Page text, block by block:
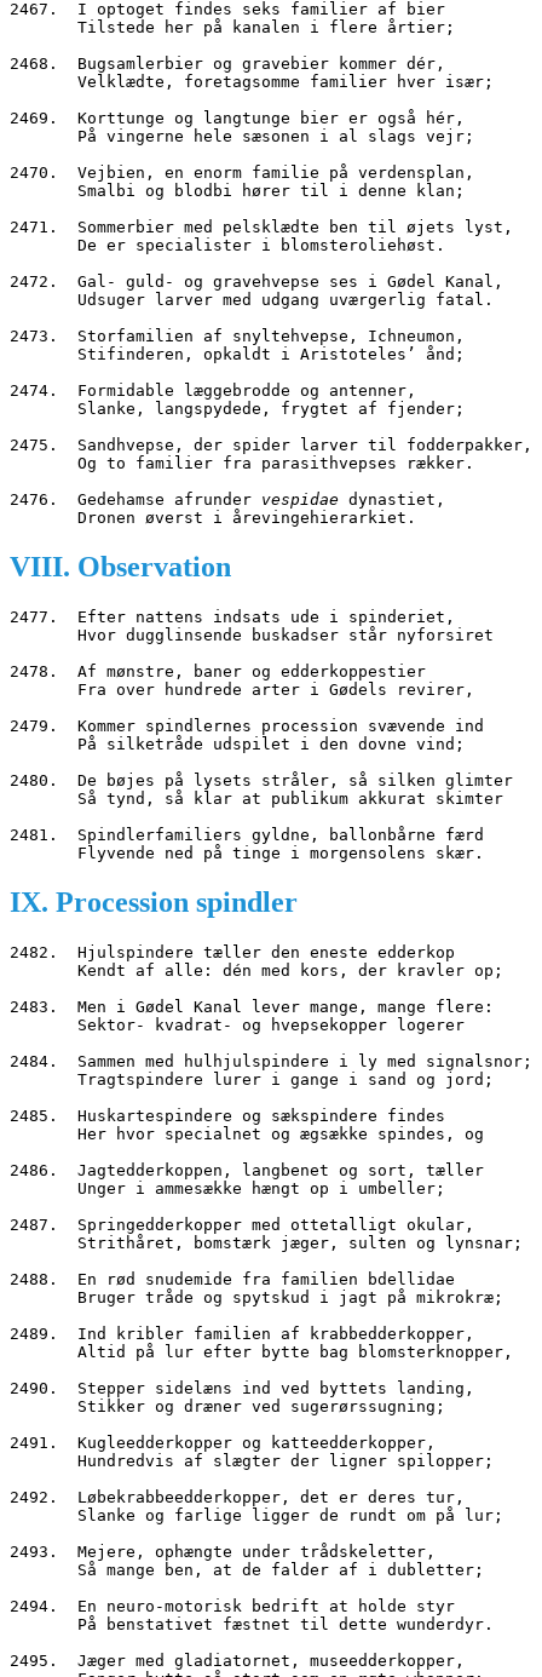
2467.  I optoget findes seks familier af bier
       Tilstede her på kanalen i flere årtier;
2468.  Bugsamlerbier og gravebier kommer dér,
       Velklædte, foretagsomme familier hver især;
2469.  Korttunge og langtunge bier er også hér,
       På vingerne hele sæsonen i al slags vejr;
2470.  Vejbien, en enorm familie på verdensplan,
       Smalbi og blodbi hører til i denne klan;
2471.  Sommerbier med pelsklædte ben til øjets lyst,
       De er specialister i blomsteroliehøst.
2472.  Gal- guld- og gravehvepse ses i Gødel Kanal,
       Udsuger larver med udgang uværgerlig fatal.
2473.  Storfamilien af snyltehvepse, Ichneumon,
       Stifinderen, opkaldt i Aristoteles’ ånd;
2474.  Formidable læggebrodde og antenner,
       Slanke, langspydede, frygtet af fjender;
2475.  Sandhvepse, der spider larver til fodderpakker,
       Og to familier fra parasithvepses rækker.
2476.  Gedehamse afrunder vespidae dynastiet,
       Dronen øverst i årevingehierarkiet.
VIII. Observation
2477.  Efter nattens indsats ude i spinderiet,
       Hvor dugglinsende buskadser står nyforsiret
2478.  Af mønstre, baner og edderkoppestier
       Fra over hundrede arter i Gødels revirer,
2479.  Kommer spindlernes procession svævende ind
       På silketråde udspilet i den dovne vind;
2480.  De bøjes på lysets stråler, så silken glimter
       Så tynd, så klar at publikum akkurat skimter
2481.  Spindlerfamiliers gyldne, ballonbårne færd
       Flyvende ned på tinge i morgensolens skær.
IX. Procession spindler
2482.  Hjulspindere tæller den eneste edderkop
       Kendt af alle: dén med kors, der kravler op;
2483.  Men i Gødel Kanal lever mange, mange flere:
       Sektor- kvadrat- og hvepsekopper logerer
2484.  Sammen med hulhjulspindere i ly med signalsnor;
       Tragtspindere lurer i gange i sand og jord;
2485.  Huskartespindere og sækspindere findes
       Her hvor specialnet og ægsække spindes, og
2486.  Jagtedderkoppen, langbenet og sort, tæller
       Unger i ammesække hængt op i umbeller;
2487.  Springedderkopper med ottetalligt okular,
       Strithåret, bomstærk jæger, sulten og lynsnar;
2488.  En rød snudemide fra familien bdellidae
       Bruger tråde og spytskud i jagt på mikrokræ;
2489.  Ind kribler familien af krabbedderkopper,
       Altid på lur efter bytte bag blomsterknopper,
2490.  Stepper sidelæns ind ved byttets landing,
       Stikker og dræner ved sugerørssugning;
2491.  Kugleedderkopper og katteedderkopper,
       Hundredvis af slægter der ligner spilopper;
2492.  Løbekrabbeedderkopper, det er deres tur,
       Slanke og farlige ligger de rundt om på lur;
2493.  Mejere, ophængte under trådskeletter,
       Så mange ben, at de falder af i dubletter;
2494.  En neuro-motorisk bedrift at holde styr
       På benstativet fæstnet til dette wunderdyr.
2495.  Jæger med gladiatornet, museedderkopper,